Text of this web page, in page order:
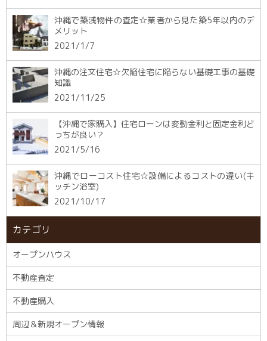
沖縄で築浅物件の査定☆業者から見た築5年以内のデ
メリット
2021/1/7
沖縄の注文住宅☆欠陥住宅に陥らない基礎工事の基礎
知識
2021/11/25
【沖縄で家購入】住宅ローンは変動金利と固定金利ど
っちが良い？
2021/5/16
沖縄でローコスト住宅☆設備によるコストの違い(キ
ッチン浴室)
2021/10/17
カテゴリ
オープンハウス
不動産査定
不動産購入
周辺＆新規オープン情報